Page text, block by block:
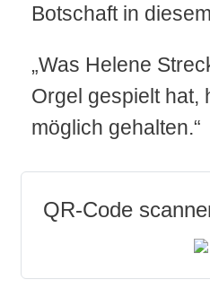
Botschaft in
„Was Helene
Orgel gespielt hat,
möglich gehalten.“
QR-Code